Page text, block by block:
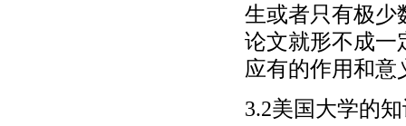
生或者只有极少
论文就形不成一
应有的作用和意
3.2美国大学的